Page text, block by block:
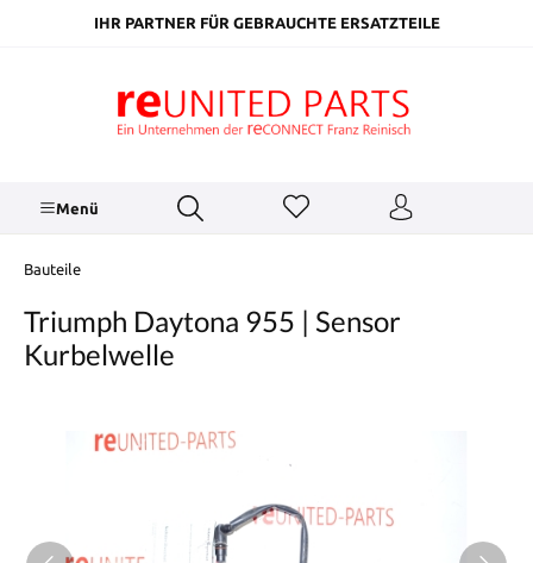
springenIHR PARTNER FÜR GEBRAUCHTE ERSATZTEILE
Menü
Bauteile
Triumph Daytona 955 | Sensor
Kurbelwelle